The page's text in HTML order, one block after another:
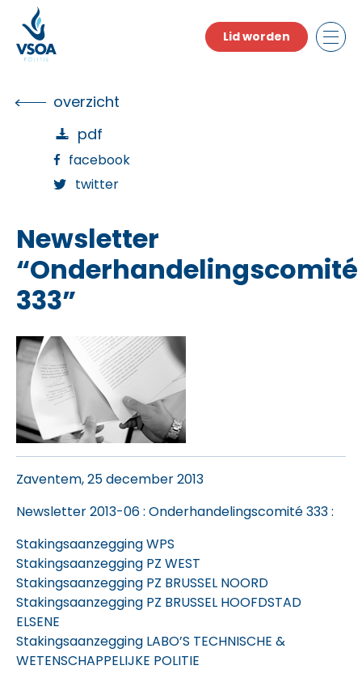
the
content
Lid worden
overzicht
pdf
facebook
twitter
Newsletter
“Onderhandelingscomité
333”
Zaventem, 25 december 2013
Newsletter 2013-06 : Onderhandelingscomité 333:
Stakingsaanzegging WPS
Stakingsaanzegging PZ WEST
Stakingsaanzegging PZ BRUSSEL NOORD
Stakingsaanzegging PZ BRUSSEL HOOFDSTAD
ELSENE
Stakingsaanzegging LABO’S TECHNISCHE &
WETENSCHAPPELIJKE POLITIE